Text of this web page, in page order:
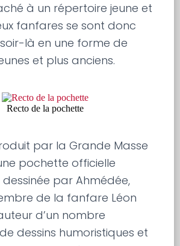
à un répertoire jeune et
fanfares se sont donc
là en une forme de
et plus anciens.
Recto de la pochette
par la Grande Masse
pochette officielle
par Ahmédée,
de la fanfare Léon
d’un nombre
dessins humoristiques et